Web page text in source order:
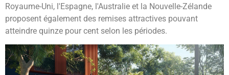
Royaume-Uni, l'Espagne, l'Australie et la Nouvelle-Zélande
proposent également des remises attractives pouvant
atteindre quinze pour cent selon les périodes.